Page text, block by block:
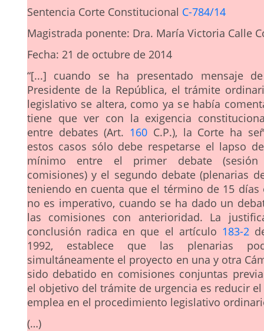
Sentencia Corte Constitucional C-784/14
Magistrada ponente: Dra. María Victoria Calle
Fecha: 21 de octubre de 2014
“[...] cuando se ha presentado mensaje
Presidente de la República, el trámite
legislativo se altera, como ya se había
tiene que ver con la exigencia
entre debates (Art. 160 C.P.), la Corte ha
estos casos sólo debe respetarse el lapso
mínimo entre el primer debate
comisiones) y el segundo debate (plenarias
teniendo en cuenta que el término de 15 días
no es imperativo, cuando se ha dado un
las comisiones con anterioridad. La
conclusión radica en que el artículo 183-2
1992, establece que las plenarias
simultáneamente el proyecto en una y otra
sido debatido en comisiones conjuntas
el objetivo del trámite de urgencia es reducir
emplea en el procedimiento legislativo
(…)